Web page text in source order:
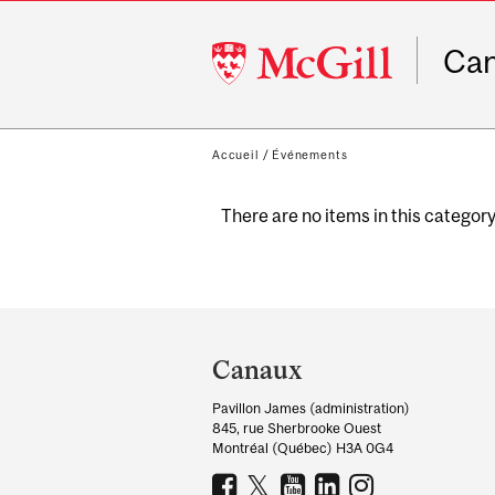
McGill
University
Accueil / Événements
There are no items in this
and
University
Information
Canaux
Pavillon James (administration)
845, rue Sherbrooke Ouest
Montréal (Québec) H3A 0G4